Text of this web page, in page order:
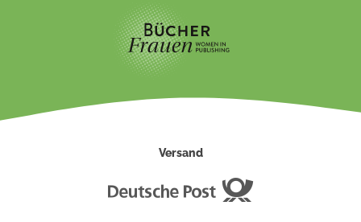
Versand